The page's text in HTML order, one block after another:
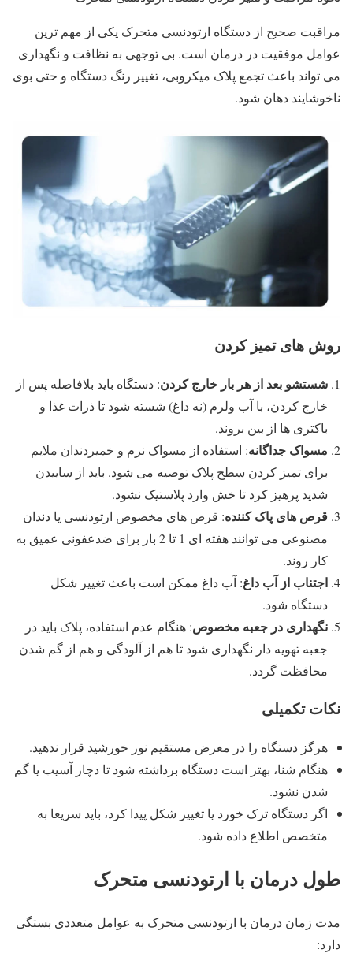
مراقبت صحیح از دستگاه ارتودنسی متحرک یکی از مهم ترین
عوامل موفقیت در درمان است. بی توجهی به نظافت و نگهداری
می تواند باعث تجمع پلاک میکروبی، تغییر رنگ دستگاه و حتی بوی
ناخوشایند دهان شود.
روش های تمیز کردن
شستشو بعد از هر بار خارج کردن: دستگاه باید بلافاصله پس از
خارج کردن، با آب ولرم (نه داغ) شسته شود تا ذرات غذا و
باکتری ها از بین بروند.
مسواک جداگانه: استفاده از مسواک نرم و خمیردندان ملایم
برای تمیز کردن سطح پلاک توصیه می شود. باید از ساییدن
شدید پرهیز کرد تا خش وارد پلاستیک نشود.
قرص های پاک کننده: قرص های مخصوص ارتودنسی یا دندان
مصنوعی می توانند هفته ای 1 تا 2 بار برای ضدعفونی عمیق به
کار روند.
اجتناب از آب داغ: آب داغ ممکن است باعث تغییر شکل
دستگاه شود.
نگهداری در جعبه مخصوص: هنگام عدم استفاده، پلاک باید در
جعبه تهویه دار نگهداری شود تا هم از آلودگی و هم از گم شدن
محافظت گردد.
نکات تکمیلی
هرگز دستگاه را در معرض مستقیم نور خورشید قرار ندهید.
هنگام شنا، بهتر است دستگاه برداشته شود تا دچار آسیب یا گم
شدن نشود.
اگر دستگاه ترک خورد یا تغییر شکل پیدا کرد، باید سریعا به
متخصص اطلاع داده شود.
طول درمان با ارتودنسی متحرک
مدت زمان درمان با ارتودنسی متحرک به عوامل متعددی بستگی
دارد: